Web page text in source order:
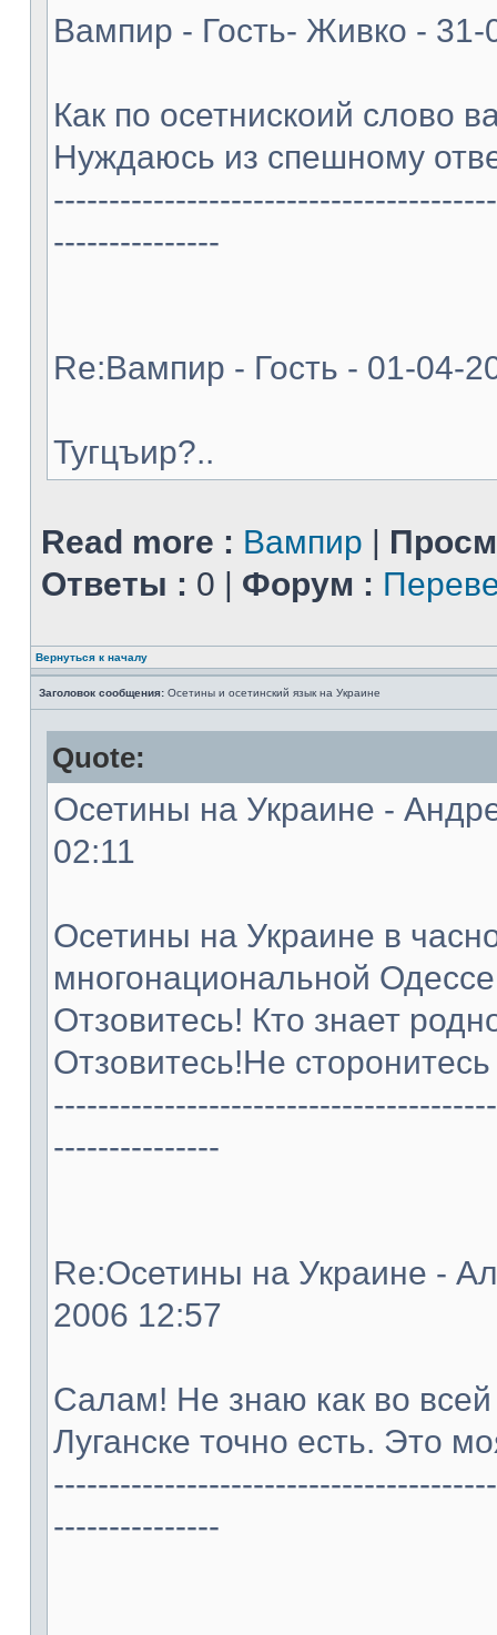
Вампир - Гость- Живко - 31-
Как по осетнискоий слово
Нуждаюсь из спешному
---------------
Re:Вампир - Гость - 01-04-
Тугцъир?..
Read more : Вампир |
Ответы : 0 | Форум :
Вернуться к началу
Заголовок сообщения: Осетины и осетинский язык на Украине
Quote:
Осетины на Украине -
02:11
Осетины на Украине в
многонациональной
Отзовитесь! Кто знает
Отзовитесь!Не сторонитесь
---------------
Re:Осетины на Украине -
2006 12:57
Салам! Не знаю как во
Луганске точно есть. Это
---------------